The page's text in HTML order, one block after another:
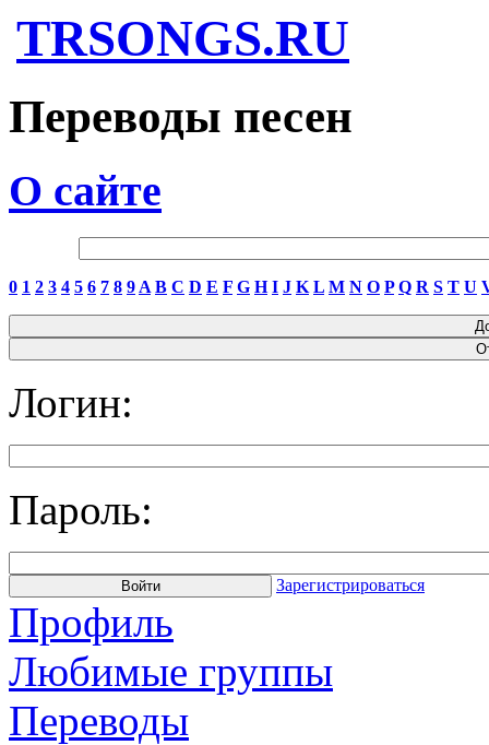
TRSONGS.RU
Переводы песен
О сайте
0 1 2 3 4 5 6 7 8 9 A B C D E F G H I J K L M N O P Q R S T U
Логин:
Пароль:
Зарегистрироваться
Профиль
Любимые группы
Переводы